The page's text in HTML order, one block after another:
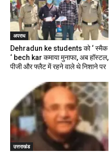
अपराध
Dehradun ke students को ‘ स्मैक
‘ bech kar कमाया मुनाफा, अब हॉस्टल,
पीजी और फ्लैट में रहने वाले थे निशाने पर
उत्तराखंड